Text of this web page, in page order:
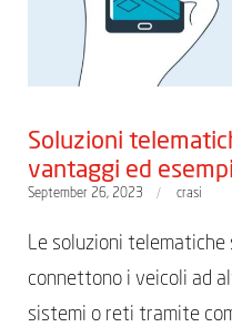
Soluzioni
vantaggi ed esempi
September 26, 2023 crasi
Le soluzioni telematiche
connettono i veicoli ad
sistemi o reti tramite